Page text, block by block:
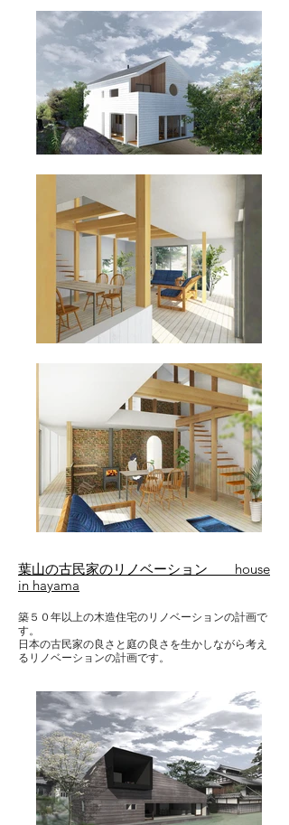
葉山の古民家のリノベーション house
in hayama
築５０年以上の木造住宅のリノベーションの計画で
す。
日本の古民家の良さと庭の良さを生かしながら考え
るリノベーションの計画です。